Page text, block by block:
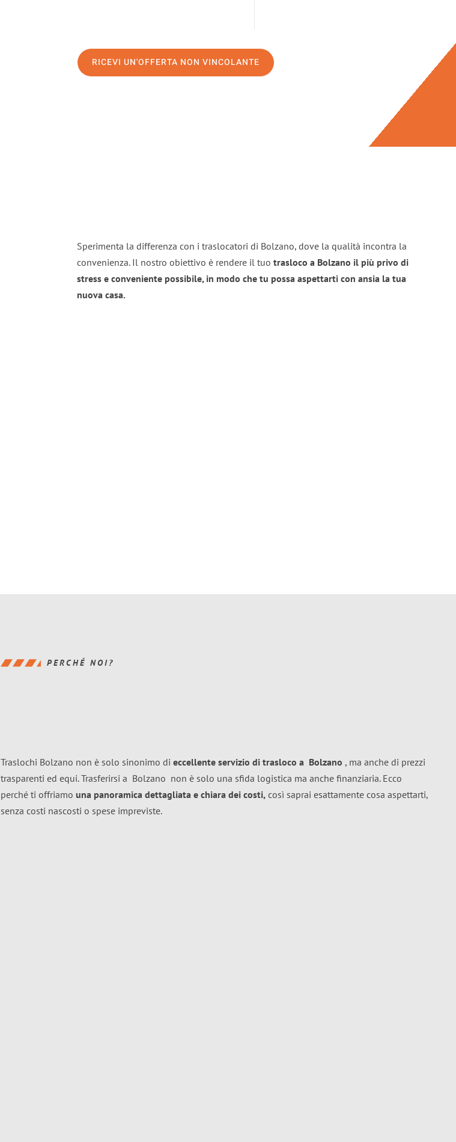
RICEVI UN'OFFERTA NON VINCOLANTE
Sperimenta la differenza con i traslocatori di Bolzano, dove la qualità incontra la
convenienza. Il nostro obiettivo è rendere il tuo trasloco a Bolzano il più privo di
stress e conveniente possibile, in modo che tu possa aspettarti con ansia la tua
nuova casa.
PERCHÉ NOI?
Traslochi Bolzano non è solo sinonimo di eccellente servizio di trasloco a Bolzano , ma anche di prezzi
trasparenti ed equi. Trasferirsi a Bolzano non è solo una sfida logistica ma anche finanziaria. Ecco
perché ti offriamo una panoramica dettagliata e chiara dei costi, così saprai esattamente cosa aspettarti,
senza costi nascosti o spese impreviste.